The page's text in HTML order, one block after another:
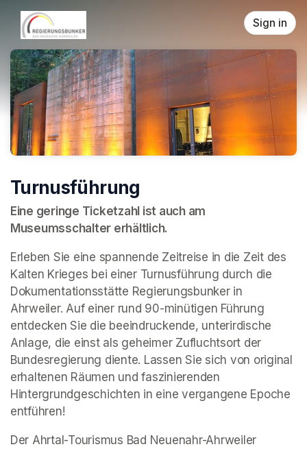
Skip header
Sign in
Turnusführung
Eine geringe Ticketzahl ist auch am
Museumsschalter erhältlich.
Erleben Sie eine spannende Zeitreise in die Zeit des
Kalten Krieges bei einer Turnusführung durch die
Dokumentationsstätte Regierungsbunker in
Ahrweiler. Auf einer rund 90-minütigen Führung
entdecken Sie die beeindruckende, unterirdische
Anlage, die einst als geheimer Zufluchtsort der
Bundesregierung diente. Lassen Sie sich von original
erhaltenen Räumen und faszinierenden
Hintergrundgeschichten in eine vergangene Epoche
entführen!
Der Ahrtal-Tourismus Bad Neuenahr-Ahrweiler